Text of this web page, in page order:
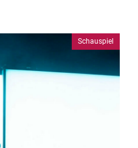
Schauspiel